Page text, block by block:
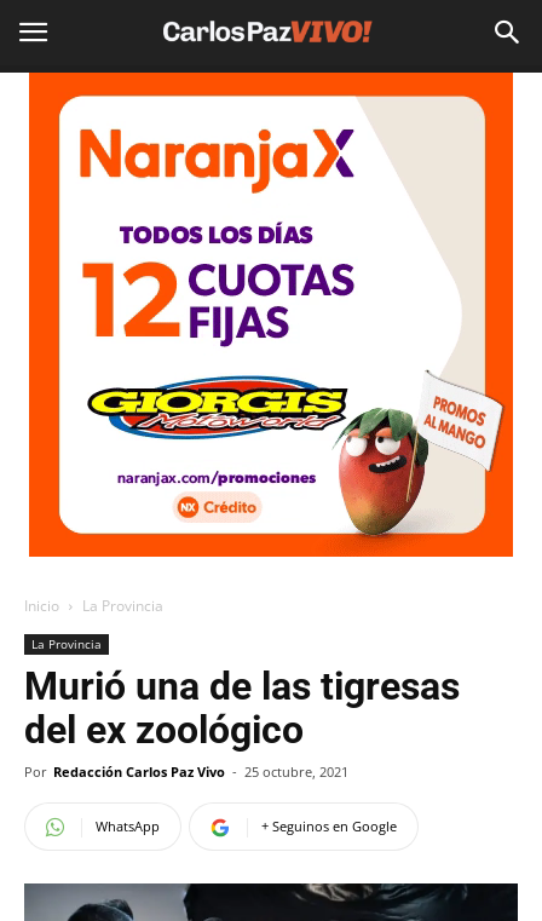
Inicio La Provincia
La Provincia
Murió una de las tigresas
del ex zoológico
Por Redacción Carlos Paz Vivo - 25 octubre, 2021
WhatsApp + Seguinos en Google